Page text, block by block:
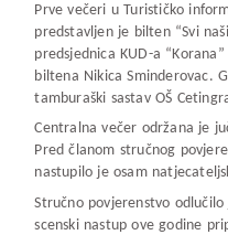
Prve večeri u Turističko
predstavljen je bilten “Svi
predsjednica KUD-a
biltena Nikica Sminderovac.
tamburaški sastav OŠ
Centralna večer održana je
Pred članom stručnog
nastupilo je osam
Stručno povjerenstvo
scenski nastup ove godine